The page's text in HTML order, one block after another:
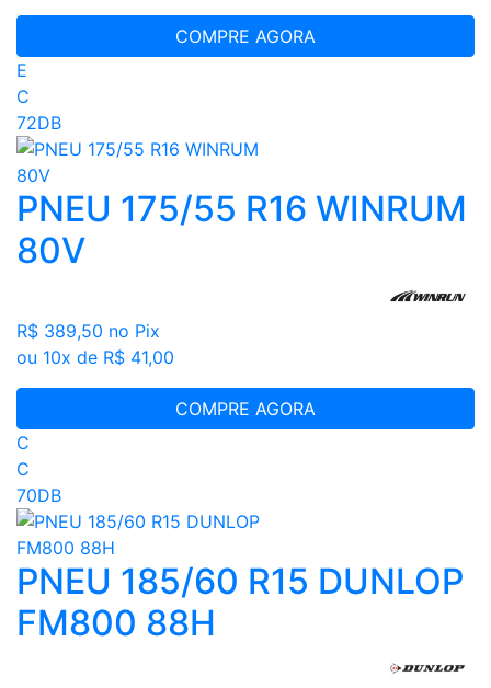
COMPRE AGORA
E
C
72DB
PNEU 175/55 R16 WINRUM
80V
R$ 389,50 no Pix
ou 10x de R$ 41,00
COMPRE AGORA
C
C
70DB
PNEU 185/60 R15 DUNLOP
FM800 88H